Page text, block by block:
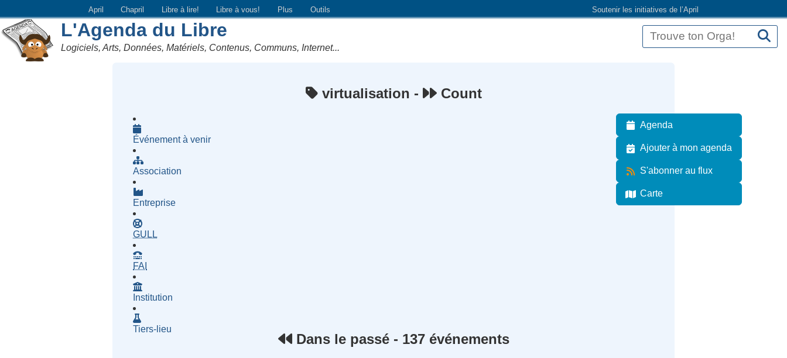
Soutenir les initiatives de l’April
April Chapril Libre à lire! Libre à vous! Plus Outils
L'Agenda du Libre
Logiciels, Arts, Données, Matériels, Contenus, Communs, Internet...
virtualisation - Count
Agenda
Ajouter à mon agenda
S'abonner au flux
Carte
Événement à venir
Association
Entreprise
GULL
FAI
Institution
Tiers-lieu
Dans le passé - 137 événements